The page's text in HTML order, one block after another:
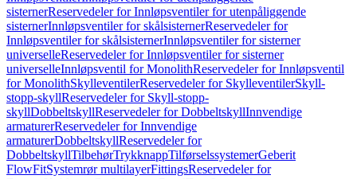
sisternerReservedeler for Innløpsventiler for utenpåliggende
sisternerInnløpsventiler for skålsisternerReservedeler for
Innløpsventiler for skålsisternerInnløpsventiler for sisterner
universelleReservedeler for Innløpsventiler for sisterner
universelleInnløpsventil for MonolithReservedeler for Innløpsventil
for MonolithSkylleventilerReservedeler for SkylleventilerSkyll-
stopp-skyllReservedeler for Skyll-stopp-
skyllDobbeltskyllReservedeler for DobbeltskyllInnvendige
armaturerReservedeler for Innvendige
armaturerDobbeltskyllReservedeler for
DobbeltskyllTilbehørTrykknappTilførselssystemerGeberit
FlowFitSystemrør multilayerFittingsReservedeler for